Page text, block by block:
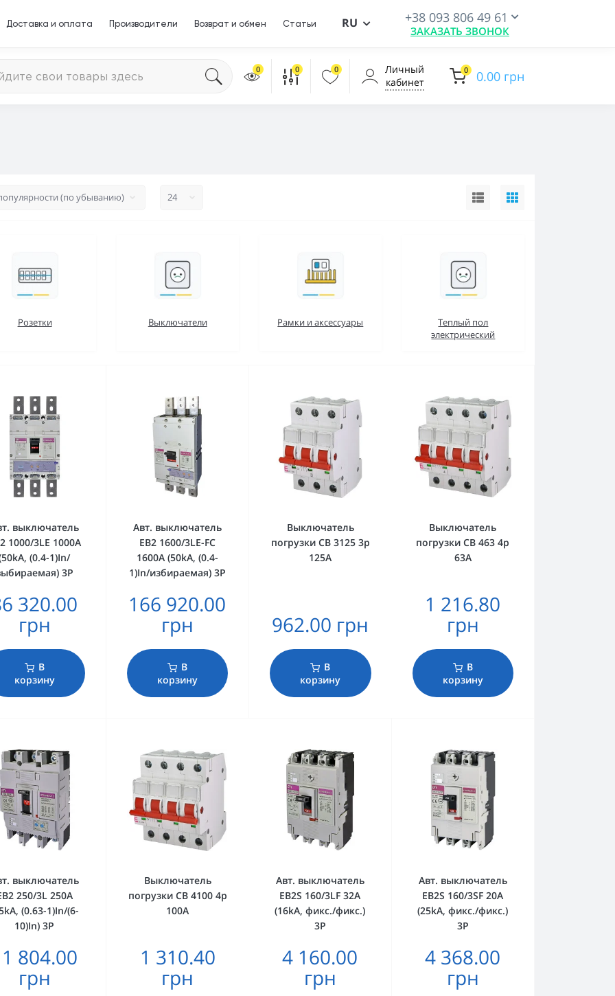
Доставка и оплата Производители Возврат и обмен Статьи RU +38 093 806 49 61
ЗАКАЗАТЬ ЗВОНОК
0 0 0
Личный
кабинет
0 0.00 грн
Розетки Выключатели Рамки и аксессуары
Теплый пол
электрический
выключатель
1000/3LE 1000A
(0.4-1)In/
3P
320.00
грн
В
корзину
Авт. выключатель
EB2 1600/3LE-FC
1600A (50kA, (0.4-
1)In/избираемая) 3P
166 920.00
грн
В
корзину
Выключатель
погрузки СВ 3125 3р
125А
962.00 грн
В
корзину
Выключатель
погрузки СВ 463 4р
63А
1 216.80
грн
В
корзину
выключатель
250/3L 250A
(0.63-1)In/(6-
10)In) 3P
804.00
грн
Выключатель
погрузки СВ 4100 4р
100А
1 310.40
грн
Авт. выключатель
EB2S 160/3LF 32A
(16kA, фикс./фикс.)
3P
4 160.00
грн
Авт. выключатель
EB2S 160/3SF 20A
(25kA, фикс./фикс.)
3P
4 368.00
грн